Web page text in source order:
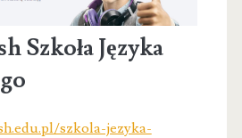
Szkoła Języka
szkola-jezyka-